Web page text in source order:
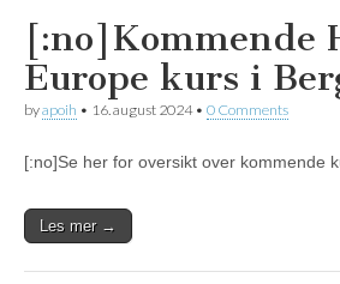
[:no]Kommende
Europe kurs i
byapoih • 16. august 2024• 0 Comments
[:no]Se her for oversikt over kommende
Les mer →